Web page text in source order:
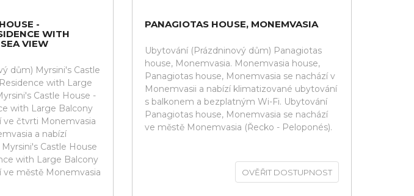
-
WITH
VIEW
dům) Myrsini's Castle
with Large
Castle House -
with Large Balcony
ve čtvrti Monemvasia
a nabízí
Castle House
with Large Balcony
ve městě Monemvasia
PANAGIOTAS HOUSE, MONEMVASIA
Ubytování (Prázdninový dům) Panagiotas
house, Monemvasia. Monemvasia house,
Panagiotas house, Monemvasia se nachází v
Monemvasii a nabízí klimatizované ubytování
s balkonem a bezplatným Wi-Fi. Ubytování
Panagiotas house, Monemvasia se nachází
ve městě Monemvasia (Řecko - Peloponés).
OVĚŘIT DOSTUPNOST